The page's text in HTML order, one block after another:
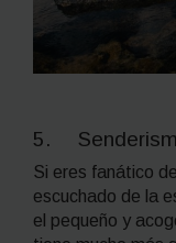
5.
Si eres fanático
escuchado de la
el pequeño y